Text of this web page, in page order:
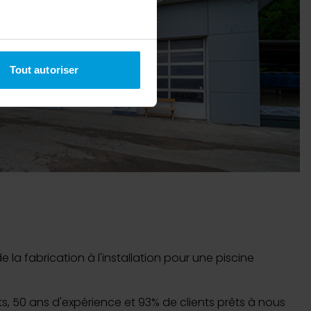
(empreintes
vous à la
section «
Tout autoriser
la fabrication à l'installation pour une piscine
50 ans d'expérience et 93% de clients prêts à nous